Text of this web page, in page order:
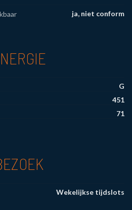
ja, niet conform
G
451
71
Wekelijkse tijdslots